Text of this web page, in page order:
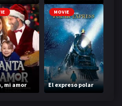
mi amor
MOVIE
El expreso polar